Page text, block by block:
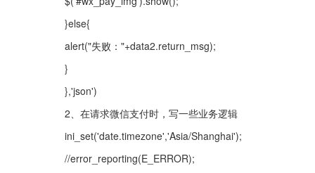
}else{
alert("失败："+data2.return_msg);
}
},'json')
2、在请求微信支付时，写一些业务逻辑
ini_set('date.timezone','Asia/Shanghai');
//error_reporting(E_ERROR);